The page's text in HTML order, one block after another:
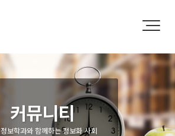
커뮤니티
보학과와 함께하는 정보화 사회